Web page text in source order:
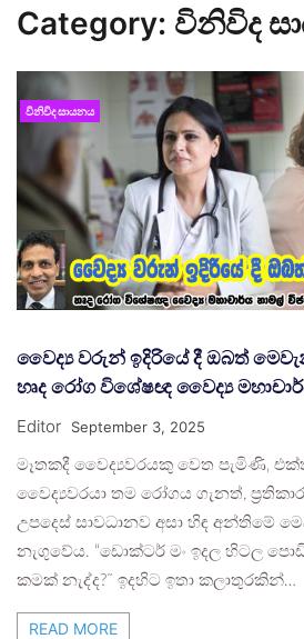
Category: විනිවිද
විනිවිද සායනය
වෛද්‍ය වරුන් ඉදිරියේ දී ඔබත්
හෘද රෝග විශේෂඥ වෛද්‍ය
Editor September 3, 2025
මෑතකදී වෛද්‍යවරයකු වෙත පැමිණි‚
වෛද්‍යවරයා තම රෝගය ගැනත්,
උපදෙස් සාවධානව අසා හිඳ අන්තිමේ
නැගුවේය. “ඩොක්ටර් මං ඉදල හිටල
කමක් නැද්ද?˜ ඉදහිට ඉතා කලාතුරකින්…
READ MORE